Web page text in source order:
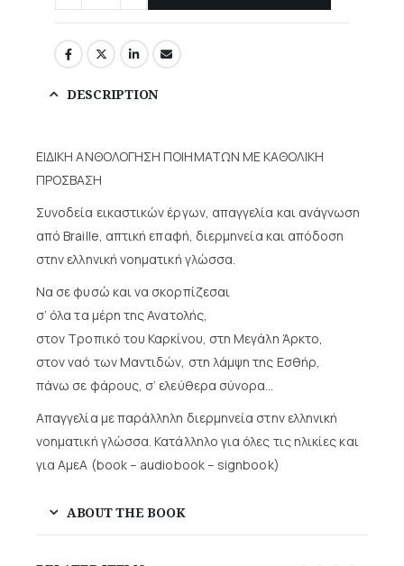
DESCRIPTION
ΕΙΔΙΚΗ ΑΝΘΟΛΟΓΗΣΗ ΠΟΙΗΜΑΤΩΝ ΜΕ ΚΑΘΟΛΙΚΗ
ΠΡΟΣΒΑΣΗ
Συνοδεία εικαστικών έργων, απαγγελία και ανάγνωση
από Braille, απτική επαφή, διερμηνεία και απόδοση
στην ελληνική νοηματική γλώσσα.
Να σε φυσώ και να σκορπίζεσαι
σ’ όλα τα μέρη της Ανατολής,
στον Τροπικό του Καρκίνου, στη Μεγάλη Άρκτο,
στον ναό των Μαντιδών, στη λάμψη της Εσθήρ,
πάνω σε φάρους, σ’ ελεύθερα σύνορα…
Απαγγελία με παράλληλη διερμηνεία στην ελληνική
νοηματική γλώσσα. Κατάλληλο για όλες τις ηλικίες και
για ΑμεΑ (book – audiobook – signbook)
ABOUT THE BOOK